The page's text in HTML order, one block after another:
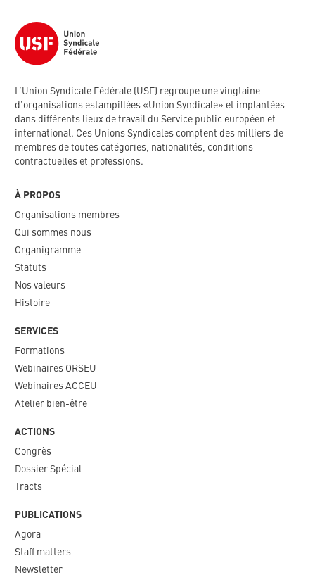
L’Union Syndicale Fédérale (USF) regroupe une vingtaine
d’organisations estampillées «Union Syndicale» et implantées
dans différents lieux de travail du Service public européen et
international. Ces Unions Syndicales comptent des milliers de
membres de toutes catégories, nationalités, conditions
contractuelles et professions.
À PROPOS
Organisations membres
Qui sommes nous
Organigramme​
Statuts
Nos valeurs​
Histoire
SERVICES
Formations
Webinaires ORSEU​
Webinaires ACCEU
Atelier bien-être
ACTIONS
Congrès
Dossier Spécial
Tracts
PUBLICATIONS
Agora
Staff matters
Newsletter​